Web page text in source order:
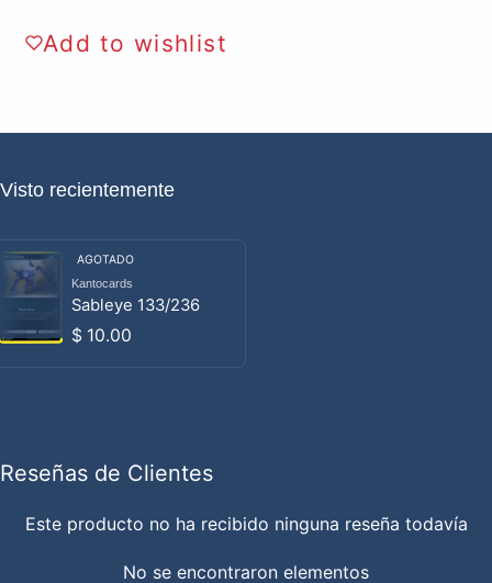
Add to wishlist
Visto recientemente
AGOTADO
Proveedor:
Kantocards
Sableye 133/236
Precio habitual
$ 10.00
Reseñas de Clientes
Este producto no ha recibido ninguna reseña todavía
No se encontraron elementos